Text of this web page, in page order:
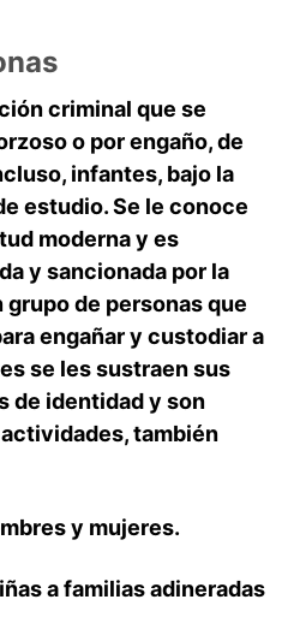
criminal que se
o por engaño, de
infantes, bajo la
estudio. Se le conoce
moderna y es
y sancionada por la
grupo de personas que
engañar y custodiar a
se les sustraen sus
de identidad y son
también
y mujeres.
a familias adineradas